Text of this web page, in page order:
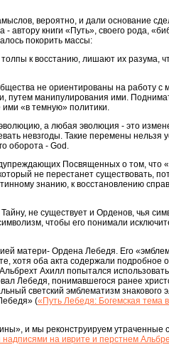
вероятно, и дали основание
автору книги «Путь», своего рода,
покорить массы:
к восстанию, лишают их разума,
не ориентированы на работу с
путем манипулирования ими.
«в темную» политики.
а любая эволюция - это
невзгоды. Такие перемены нельзя
оборота - God.
Посвященных о том, что
не перестанет существовать,
знанию, к восстановлению
не существует и Орденов, чья
чтобы его понимали
матери- Ордена Лебедя. Его
хотя оба акта содержали подробное
Ахилл попытался
Лебедя, понимавшегося ранее
светский эмблематизм знакового
(«Путь Лебедя: Богемская тема
и мы реконструируем утраченные
на иврите и перстнем